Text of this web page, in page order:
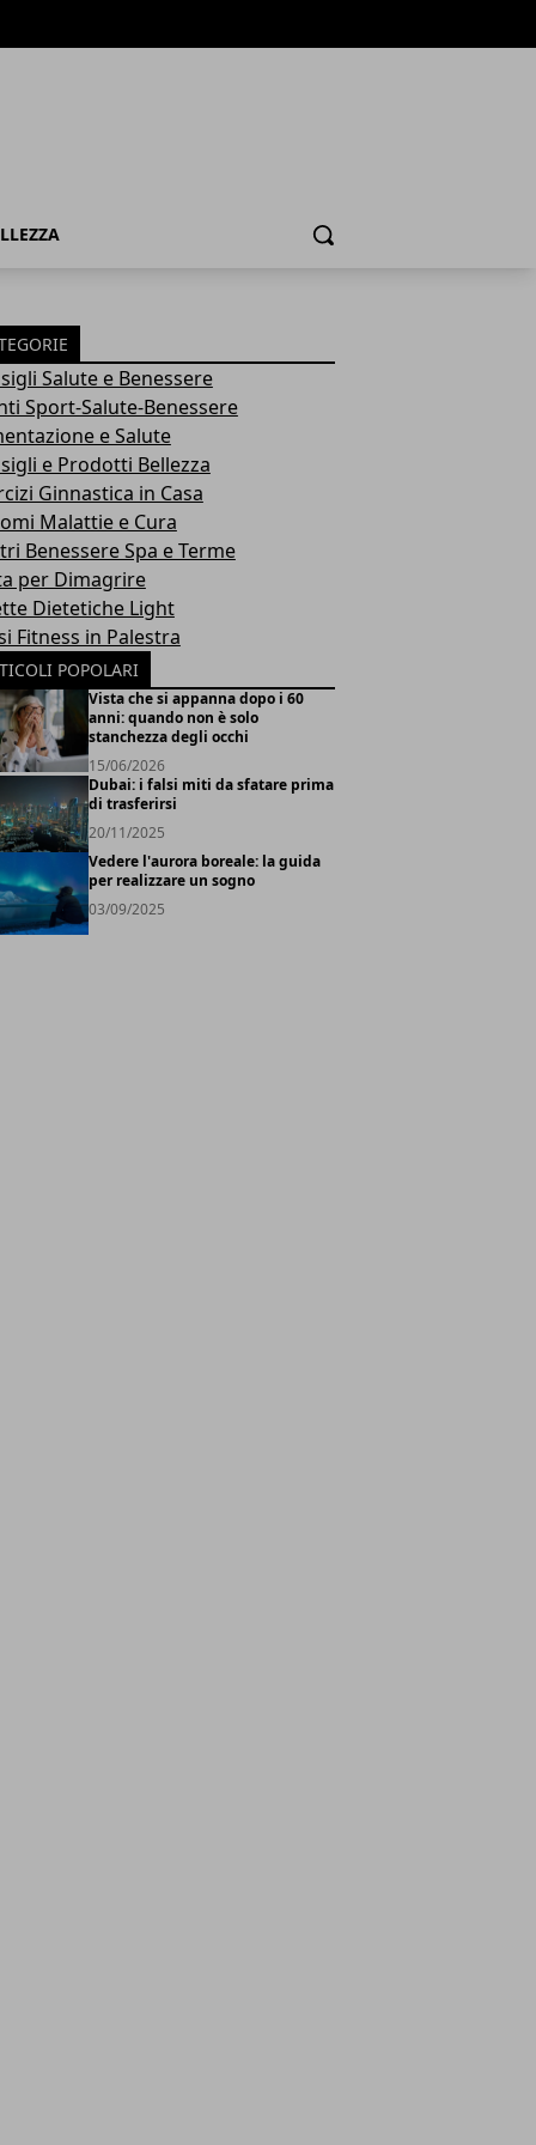
Cerca
Salute e Benessere
Sport-Salute-Benessere
e Salute
e Prodotti Bellezza
Ginnastica in Casa
Malattie e Cura
Benessere Spa e Terme
per Dimagrire
Dietetiche Light
Fitness in Palestra
POPOLARI
Vista che si appanna dopo i 60
anni: quando non è solo
stanchezza degli occhi
15/06/2026
Dubai: i falsi miti da sfatare prima
di trasferirsi
20/11/2025
Vedere l'aurora boreale: la guida
per realizzare un sogno
03/09/2025